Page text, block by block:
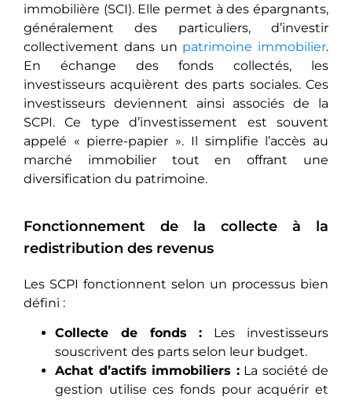
immobilière (SCI). Elle permet à des épargnants,
généralement des particuliers, d’investir
collectivement dans un patrimoine immobilier.
En échange des fonds collectés, les
investisseurs acquièrent des parts sociales. Ces
investisseurs deviennent ainsi associés de la
SCPI. Ce type d’investissement est souvent
appelé « pierre-papier ». Il simplifie l’accès au
marché immobilier tout en offrant une
diversification du patrimoine.
Fonctionnement de la collecte à la
redistribution des revenus
Les SCPI fonctionnent selon un processus bien
défini :
Collecte de fonds : Les investisseurs
souscrivent des parts selon leur budget.
Achat d’actifs immobiliers :La société de
gestion utilise ces fonds pour acquérir et